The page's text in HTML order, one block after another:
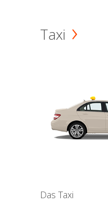
Taxi
Das Taxi